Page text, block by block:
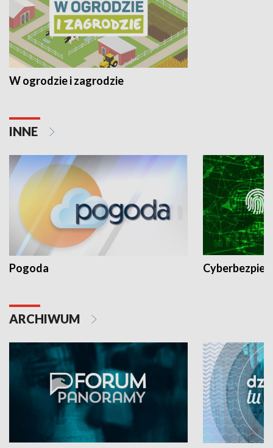
W ogrodzie i zagrodzie
INNE
Pogoda
ARCHIWUM